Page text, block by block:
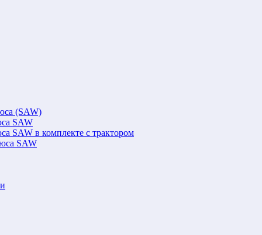
(SAW)
SAW
SAW в комплекте с трактором
SAW